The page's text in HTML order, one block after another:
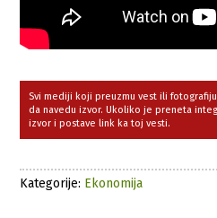
Svi mediji koji preuzmu vest ili
da navedu izvor. Ukoliko je preneta
izvor i postave link ka toj vesti.
Kategorije: Ekonomija